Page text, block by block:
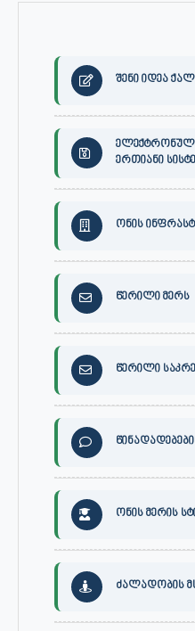
შენი იდეა
ერთიანი
ონის
წერილი მერს
წერილი
ონის მერის
ძალადობის